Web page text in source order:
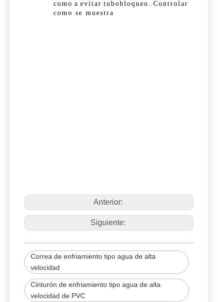
como a evitar tubobloqueo. Controlar
como se muestra
Anterior:
Siguiente:
Correa de enfriamiento tipo agua de alta
velocidad
Cinturón de enfriamiento tipo agua de alta
velocidad de PVC